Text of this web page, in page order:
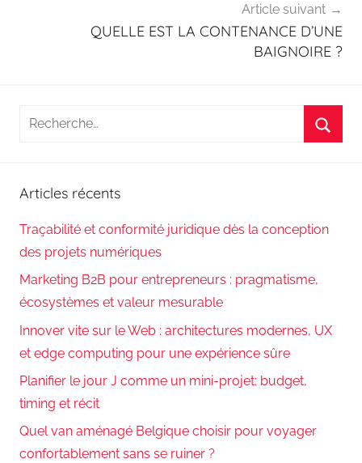
Article suivant
QUELLE EST LA CONTENANCE D’UNE
BAIGNOIRE ?
Recherche
Articles récents
Traçabilité et conformité juridique dès la conception
des projets numériques
Marketing B2B pour entrepreneurs : pragmatisme,
écosystèmes et valeur mesurable
Innover vite sur le Web : architectures modernes, UX
et edge computing pour une expérience sûre
Planifier le jour J comme un mini-projet: budget,
timing et récit
Quel van aménagé Belgique choisir pour voyager
confortablement sans se ruiner ?